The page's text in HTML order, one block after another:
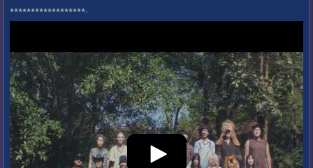
******************.